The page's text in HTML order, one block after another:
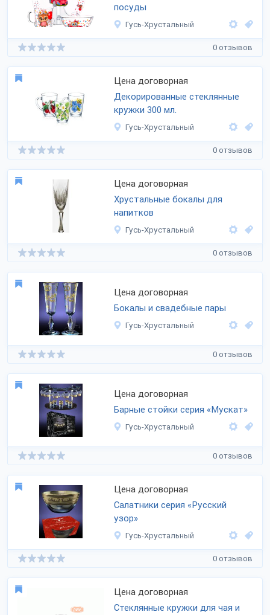
посуды
Гусь-Хрустальный
0 отзывов
Цена договорная
Декорированные стеклянные
кружки 300 мл.
Гусь-Хрустальный
0 отзывов
Цена договорная
Хрустальные бокалы для
напитков
Гусь-Хрустальный
0 отзывов
Цена договорная
Бокалы и свадебные пары
Гусь-Хрустальный
0 отзывов
Цена договорная
Барные стойки серия «Мускат»
Гусь-Хрустальный
0 отзывов
Цена договорная
Салатники серия «Русский
узор»
Гусь-Хрустальный
0 отзывов
Цена договорная
Стеклянные кружки для чая и